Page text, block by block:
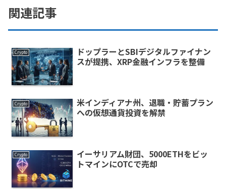
関連記事
Crypto
ドップラーとSBIデジタルファイナン
スが提携、XRP金融インフラを整備
Crypto
米インディアナ州、退職・貯蓄プラン
への仮想通貨投資を解禁
Crypto
イーサリアム財団、5000ETHをビッ
トマインにOTCで売却